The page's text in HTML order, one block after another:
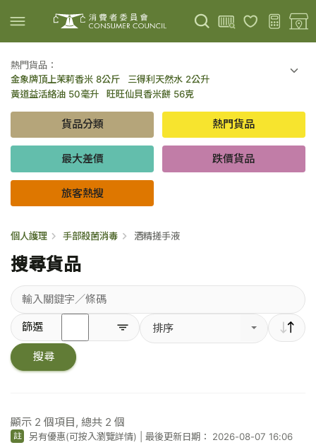
上載圖片 掃描條碼
熱門貨品：
金象牌頂上茉莉香米 8公斤
三得利天然水 2公升
黃道益活絡油 50毫升
旺旺仙貝香米餅 56克
百勝廚新加坡叻沙拉麵 144克
倍樂醇乳酪飲品 - 藍莓 65毫升 x 6
金象牌頂上茉莉香米 5公斤
低鹽/無鹽/低糖/無糖食品
貨品分類 熱門貨品
最大差價 跌價貨品
旅客熱搜
個人護理 手部殺菌消毒 酒精搓手液
搜尋貨品
輸
入
關
鍵
字
篩選 排序
搜尋
顯示 2 個項目, 總共 2 個
註 另有優惠(可按入瀏覽詳情) |最後更新日期： 2026-08-07 16:06